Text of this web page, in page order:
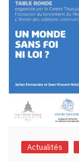
Actualités